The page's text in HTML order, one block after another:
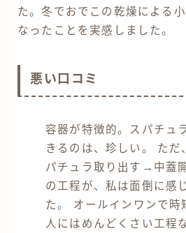
た。冬でおでこの乾燥による
なったことを実感しました。
悪い口コミ
容器が特徴的。スパチュ
きるのは、珍しい。 た
パチュラ取り出す→中蓋
の工程が、私は面倒に感
た。 オールインワンで時
人にはめんどくさい工程